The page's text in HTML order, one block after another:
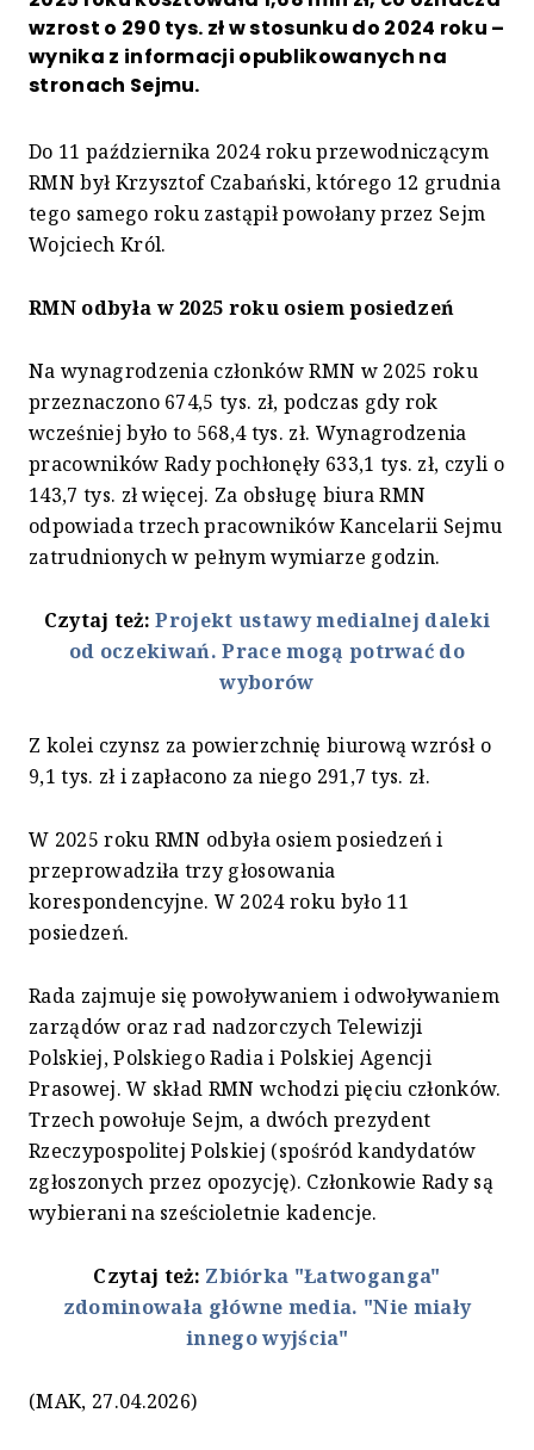
wzrost o 290 tys. zł w stosunku do 2024 roku –
wynika z informacji opublikowanych na
stronach Sejmu.
Do 11 października 2024 roku przewodniczącym
RMN był Krzysztof Czabański, którego 12 grudnia
tego samego roku zastąpił powołany przez Sejm
Wojciech Król.
RMN odbyła w 2025 roku osiem posiedzeń
Na wynagrodzenia członków RMN w 2025 roku
przeznaczono 674,5 tys. zł, podczas gdy rok
wcześniej było to 568,4 tys. zł. Wynagrodzenia
pracowników Rady pochłonęły 633,1 tys. zł, czyli o
143,7 tys. zł więcej. Za obsługę biura RMN
odpowiada trzech pracowników Kancelarii Sejmu
zatrudnionych w pełnym wymiarze godzin.
Czytaj też:Projekt ustawy medialnej daleki
od oczekiwań. Prace mogą potrwać do
wyborów
Z kolei czynsz za powierzchnię biurową wzrósł o
9,1 tys. zł i zapłacono za niego 291,7 tys. zł.
W 2025 roku RMN odbyła osiem posiedzeń i
przeprowadziła trzy głosowania
korespondencyjne. W 2024 roku było 11
posiedzeń.
Rada zajmuje się powoływaniem i odwoływaniem
zarządów oraz rad nadzorczych Telewizji
Polskiej, Polskiego Radia i Polskiej Agencji
Prasowej. W skład RMN wchodzi pięciu członków.
Trzech powołuje Sejm, a dwóch prezydent
Rzeczypospolitej Polskiej (spośród kandydatów
zgłoszonych przez opozycję). Członkowie Rady są
wybierani na sześcioletnie kadencje.
Czytaj też: Zbiórka "Łatwoganga"
zdominowała główne media. "Nie miały
innego wyjścia"
(MAK, 27.04.2026)